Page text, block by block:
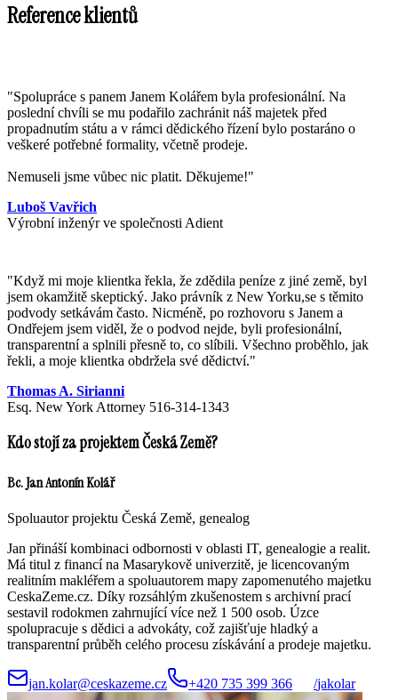
Reference klientů
"Spolupráce s panem Janem Kolářem byla profesionální. Na
poslední chvíli se mu podařilo zachránit náš majetek před
propadnutím státu a v rámci dědického řízení bylo postaráno o
veškeré potřebné formality, včetně prodeje.
Nemuseli jsme vůbec nic platit. Děkujeme!"
Luboš Vavřich
Výrobní inženýr ve společnosti Adient
"Když mi moje klientka řekla, že zdědila peníze z jiné země, byl
jsem okamžitě skeptický. Jako právník z New Yorku,se s těmito
podvody setkávám často. Nicméně, po rozhovoru s Janem a
Ondřejem jsem viděl, že o podvod nejde, byli profesionální,
transparentní a splnili přesně to, co slíbili. Všechno proběhlo, jak
řekli, a moje klientka obdržela své dědictví."
Thomas A. Sirianni
Esq. New York Attorney 516-314-1343
Kdo stojí za projektem Česká Země?
Bc. Jan Antonín Kolář
Spoluautor projektu Česká Země, genealog
Jan přináší kombinaci odbornosti v oblasti IT, genealogie a realit.
Má titul z financí na Masarykově univerzitě, je licencovaným
realitním makléřem a spoluautorem mapy zapomenutého majetku
CeskaZeme.cz. Díky rozsáhlým zkušenostem s archivní prací
sestavil rodokmen zahrnující více než 1 500 osob. Úzce
spolupracuje s dědici a advokáty, což zajišťuje hladký a
transparentní průběh celého procesu získávání a prodeje majetku.
jan.kolar@ceskazeme.cz +420 735 399 366 /jakolar